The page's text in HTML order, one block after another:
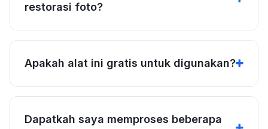
restorasi foto?
Apakah alat ini gratis untuk digunakan?
Dapatkah saya memproses beberapa